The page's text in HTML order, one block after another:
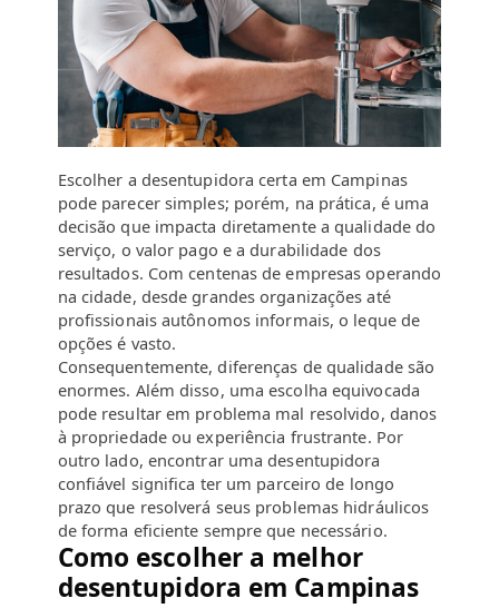
Escolher a desentupidora certa em Campinas
pode parecer simples; porém, na prática, é uma
decisão que impacta diretamente a qualidade do
serviço, o valor pago e a durabilidade dos
resultados. Com centenas de empresas operando
na cidade, desde grandes organizações até
profissionais autônomos informais, o leque de
opções é vasto.
Consequentemente, diferenças de qualidade são
enormes. Além disso, uma escolha equivocada
pode resultar em problema mal resolvido, danos
à propriedade ou experiência frustrante. Por
outro lado, encontrar uma desentupidora
confiável significa ter um parceiro de longo
prazo que resolverá seus problemas hidráulicos
de forma eficiente sempre que necessário.
Como escolher a melhor
desentupidora em Campinas